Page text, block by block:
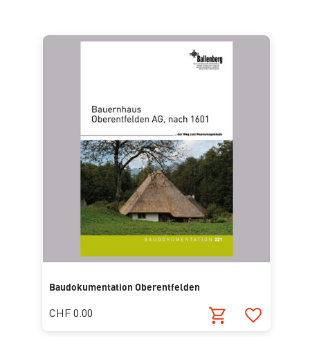
Baudokumentation Oberentfelden
CHF 0.00